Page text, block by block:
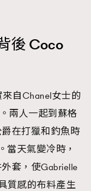
後 Coco
自Chanel女士的
兩人一起到蘇格
在打獵和釣魚時
當天氣變冷時，
套，使Gabrielle
質感的布料產生